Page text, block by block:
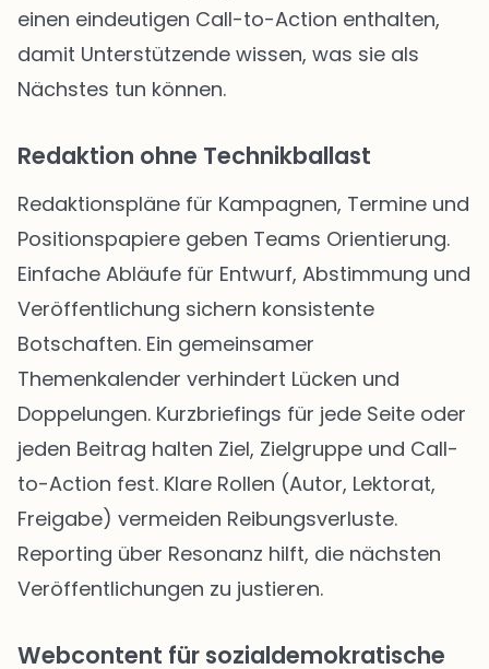
einen eindeutigen Call-to-Action enthalten,
damit Unterstützende wissen, was sie als
Nächstes tun können.
Redaktion ohne Technikballast
Redaktionspläne für Kampagnen, Termine und
Positionspapiere geben Teams Orientierung.
Einfache Abläufe für Entwurf, Abstimmung und
Veröffentlichung sichern konsistente
Botschaften. Ein gemeinsamer
Themenkalender verhindert Lücken und
Doppelungen. Kurzbriefings für jede Seite oder
jeden Beitrag halten Ziel, Zielgruppe und Call-
to-Action fest. Klare Rollen (Autor, Lektorat,
Freigabe) vermeiden Reibungsverluste.
Reporting über Resonanz hilft, die nächsten
Veröffentlichungen zu justieren.
Webcontent für sozialdemokratische